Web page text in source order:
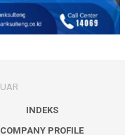
INDEKS
COMPANY PROFILE